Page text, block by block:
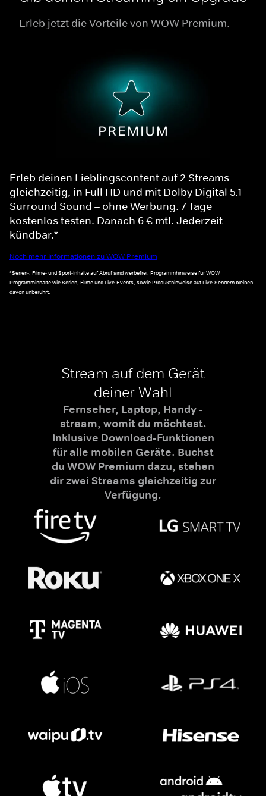
Erleb jetzt die Vorteile von WOW Premium.
Erleb deinen Lieblingscontent auf 2 Streams
gleichzeitig, in Full HD und mit Dolby Digital 5.1
Surround Sound – ohne Werbung. 7 Tage
kostenlos testen. Danach 6 € mtl. Jederzeit
kündbar.*
Noch mehr Informationen zu WOW Premium
*Serien-, Filme- und Sport-Inhalte auf Abruf sind werbefrei. Programmhinweise für WOW
Programminhalte wie Serien, Filme und Live-Events, sowie Produkthinweise auf Live-Sendern bleiben
davon unberührt.
Stream auf dem Gerät
deiner Wahl
Fernseher, Laptop, Handy -
stream, womit du möchtest.
Inklusive Download-Funktionen
für alle mobilen Geräte. Buchst
du WOW Premium dazu, stehen
dir zwei Streams gleichzeitig zur
Verfügung.